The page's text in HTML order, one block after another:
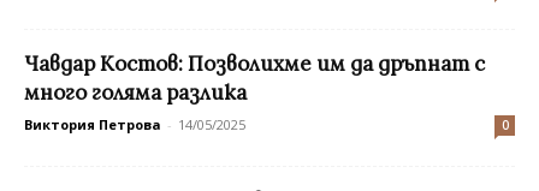
Чавдар Костов: Позволихме им да дръпнат с
много голяма разлика
Виктория Петрова - 14/05/2025 0